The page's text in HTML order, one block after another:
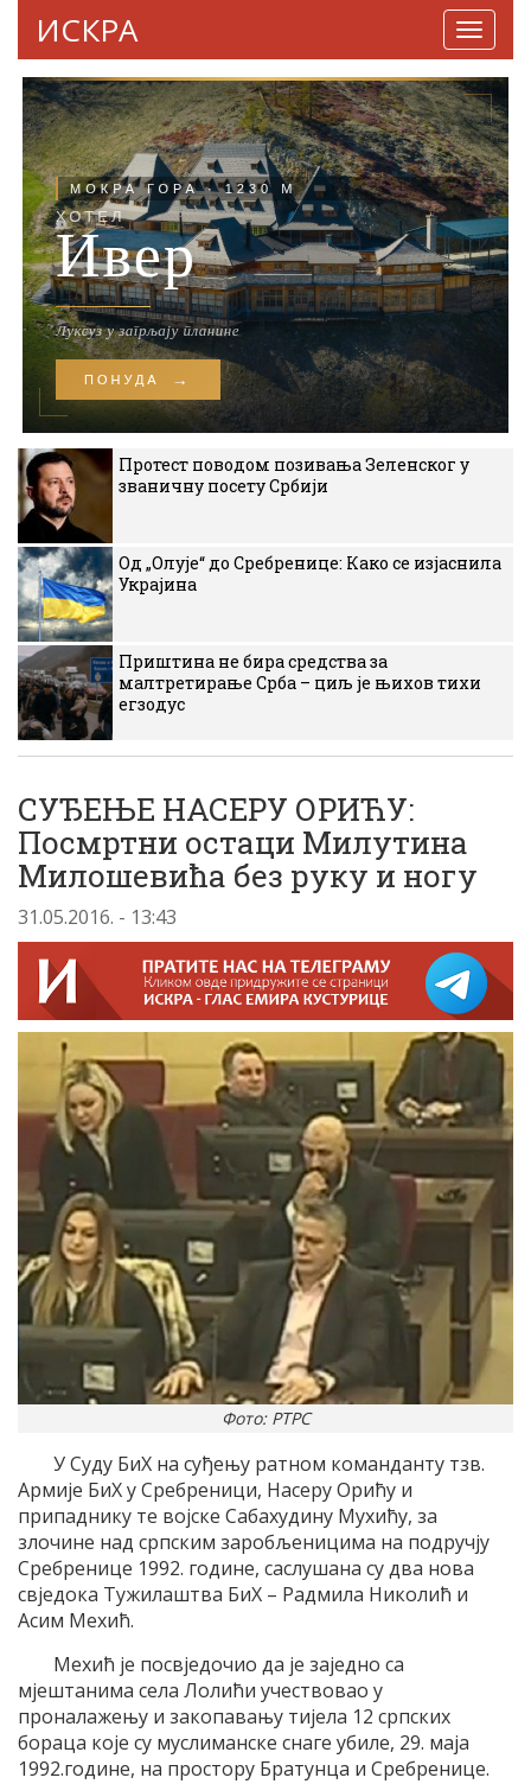
ИСКРА
Протест поводом позивања Зеленског у
званичну посету Србији
Од „Олује“ до Сребренице: Како се изјаснила
Украјина
Приштина не бира средства за
малтретирање Срба – циљ је њихов тихи
егзодус
СУЂЕЊЕ НАСЕРУ ОРИЋУ:
Посмртни остаци Милутина
Милошевића без руку и ногу
31.05.2016. - 13:43
Фото: РТРС
У Суду БиХ на суђењу ратном команданту тзв.
Армије БиХ у Сребреници, Насеру Орићу и
припаднику те војске Сабахудину Мухићу, за
злочине над српским заробљеницима на подручју
Сребренице 1992. године, саслушана су два нова
свједока Тужилаштва БиХ – Радмила Николић и
Асим Мехић.
Мехић је посвједочио да је заједно са
мјештанима села Лолићи учествовао у
проналажењу и закопавању тијела 12 српских
бораца које су муслиманске снаге убиле, 29. маја
1992.године, на простору Братунца и Сребренице.